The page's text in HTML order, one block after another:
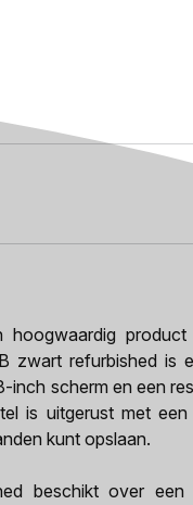
zwart refurbished is
scherm en een
is uitgerust met
kunt opslaan.
beschikt over een